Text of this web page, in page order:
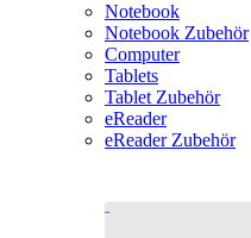
Notebook
Notebook Zubehör
Computer
Tablets
Tablet Zubehör
eReader
eReader Zubehör